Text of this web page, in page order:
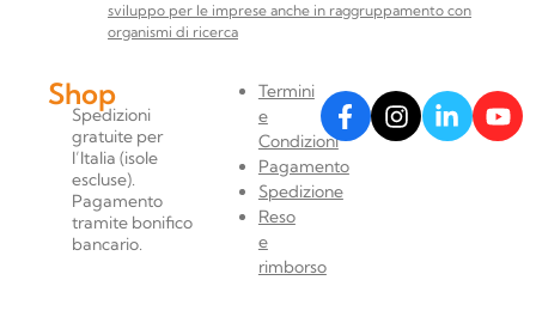
sviluppo per le imprese anche in raggruppamento con
organismi di ricerca
Shop
Spedizioni
gratuite per
l’Italia (isole
escluse).
Pagamento
tramite bonifico
bancario.
Termini
e
Condizioni
Pagamento
Spedizione
Reso
e
rimborso